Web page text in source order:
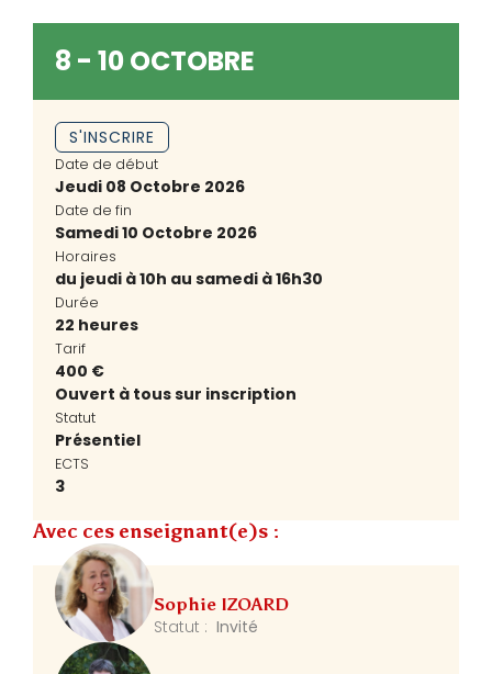
8 - 10 OCTOBRE
S'INSCRIRE
Date de début
Jeudi 08 Octobre 2026
Date de fin
Samedi 10 Octobre 2026
Horaires
du jeudi à 10h au samedi à 16h30
Durée
22 heures
Tarif
400 €
Ouvert à tous sur inscription
Statut
Présentiel
ECTS
3
Avec ces enseignant(e)s :
Sophie IZOARD
Statut : Invité